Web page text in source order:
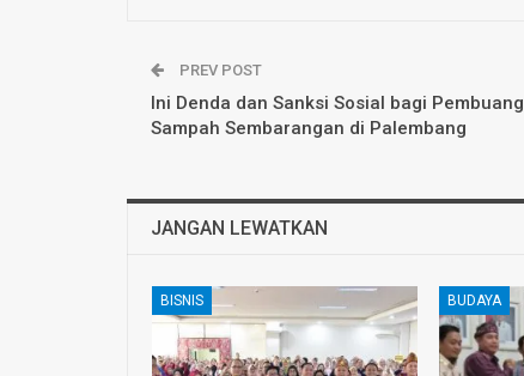
PREV POST
Ini Denda dan Sanksi Sosial bagi Pembuang
Sampah Sembarangan di Palembang
JANGAN LEWATKAN
BISNIS BUDAYA